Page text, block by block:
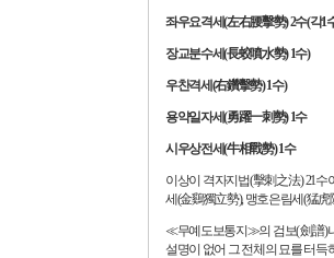
좌우요격세(左右腰擊勢) 2수(각1
장교분수세(長蛟噴水勢) 1수)
우찬격세(右鑽擊勢) 1수)
용약일자세(勇躍一刺勢) 1수
시우상전세(牛相戰勢) 1수
이상이 격자지법(擊刺之法) 21수
세(金鷄獨立勢), 맹호은림세(猛虎
≪무예도보통지≫의 검보(劍譜)
설명이 없어 그 전체의 묘를 터